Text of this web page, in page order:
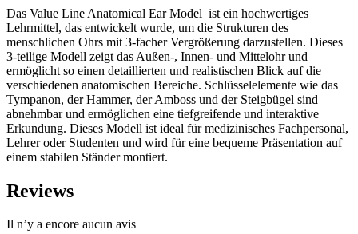
Das Value Line Anatomical Ear Model ist ein hochwertiges
Lehrmittel, das entwickelt wurde, um die Strukturen des
menschlichen Ohrs mit 3-facher Vergrößerung darzustellen. Dieses
3-teilige Modell zeigt das Außen-, Innen- und Mittelohr und
ermöglicht so einen detaillierten und realistischen Blick auf die
verschiedenen anatomischen Bereiche. Schlüsselelemente wie das
Tympanon, der Hammer, der Amboss und der Steigbügel sind
abnehmbar und ermöglichen eine tiefgreifende und interaktive
Erkundung. Dieses Modell ist ideal für medizinisches Fachpersonal,
Lehrer oder Studenten und wird für eine bequeme Präsentation auf
einem stabilen Ständer montiert.
Reviews
Il n’y a encore aucun avis